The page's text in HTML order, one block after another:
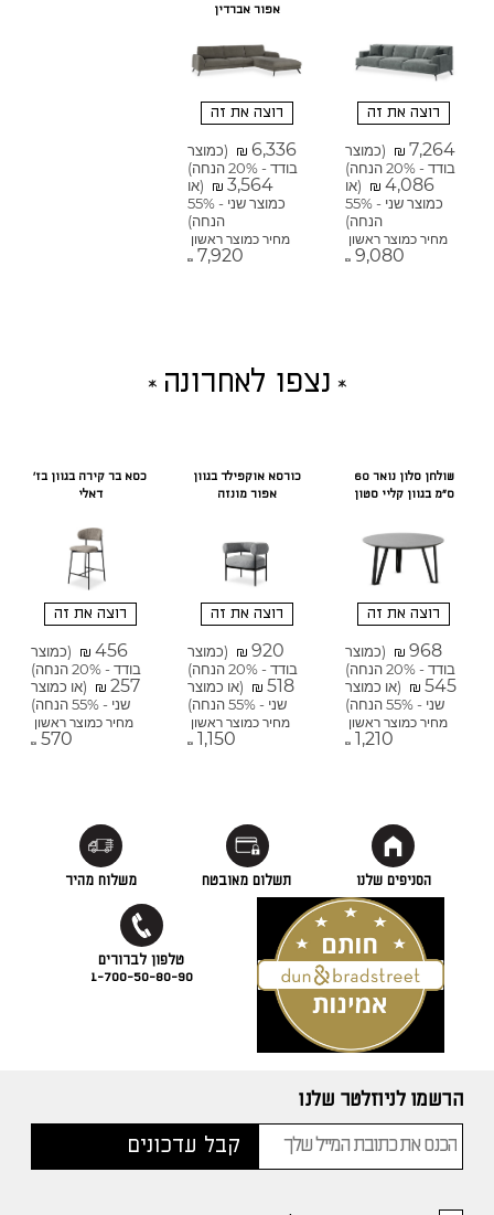
רוצה את זה
₪ 7,264
(כמוצר
בודד - 20% הנחה)
₪ 4,086
(או
כמוצר שני - 55%
הנחה)
מחיר כמוצר ראשון
₪ 9,080
אפור אברדין
רוצה את זה
₪ 6,336
(כמוצר
בודד - 20% הנחה)
₪ 3,564
(או
כמוצר שני - 55%
הנחה)
מחיר כמוצר ראשון
₪ 7,920
נצפו לאחרונה
שולחן סלון נואר 60
ס"מ בגוון קליי סטון
רוצה את זה
₪ 968
(כמוצר
בודד - 20% הנחה)
₪ 545
(או כמוצר
שני - 55% הנחה)
מחיר כמוצר ראשון
₪ 1,210
כורסא אוקפילד בגוון
אפור מונזה
רוצה את זה
₪ 920
(כמוצר
בודד - 20% הנחה)
₪ 518
(או כמוצר
שני - 55% הנחה)
מחיר כמוצר ראשון
₪ 1,150
כסא בר קירה בגוון בז'
דאלי
רוצה את זה
₪ 456
(כמוצר
בודד - 20% הנחה)
₪ 257
(או כמוצר
שני - 55% הנחה)
מחיר כמוצר ראשון
₪ 570
הסניפים שלנו תשלום מאובטח משלוח מהיר
1-700-50-80-90
הרשמו לניוזלטר שלנו